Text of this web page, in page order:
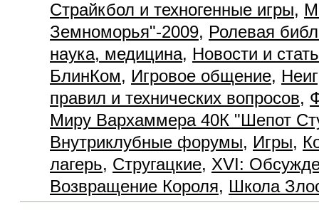
Страйкбол и техногенные игры,
Земноморья"-2009, Ролевая
наука, медицина, Новости и
БлинКом, Игровое общение,
правил и технических вопросов,
Миру Вархаммера 40К "Шепот
Внутриклубные форумы, Игры,
лагерь, Стругацкие, XVI:
Возвращение Короля, Школа